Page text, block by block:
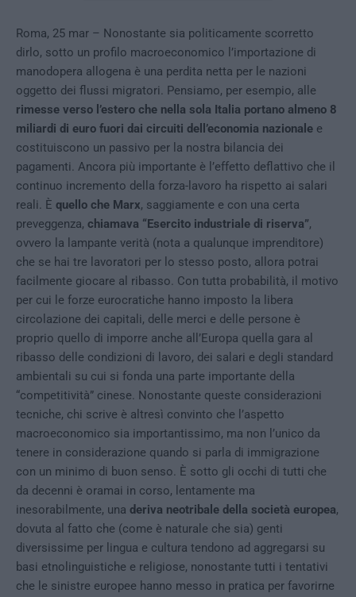
Roma, 25 mar – Nonostante sia politicamente scorretto
dirlo, sotto un profilo macroeconomico l’importazione di
manodopera allogena è una perdita netta per le nazioni
oggetto dei flussi migratori. Pensiamo, per esempio, alle
rimesse verso l’estero che nella sola Italia portano almeno 8
miliardi di euro fuori dai circuiti dell’economia nazionale e
costituiscono un passivo per la nostra bilancia dei
pagamenti. Ancora più importante è l’effetto deflattivo che il
continuo incremento della forza-lavoro ha rispetto ai salari
reali. È quello che Marx, saggiamente e con una certa
preveggenza, chiamava “Esercito industriale di riserva”,
ovvero la lampante verità (nota a qualunque imprenditore)
che se hai tre lavoratori per lo stesso posto, allora potrai
facilmente giocare al ribasso. Con tutta probabilità, il motivo
per cui le forze eurocratiche hanno imposto la libera
circolazione dei capitali, delle merci e delle persone è
proprio quello di imporre anche all’Europa quella gara al
ribasso delle condizioni di lavoro, dei salari e degli standard
ambientali su cui si fonda una parte importante della
“competitività” cinese. Nonostante queste considerazioni
tecniche, chi scrive è altresì convinto che l’aspetto
macroeconomico sia importantissimo, ma non l’unico da
tenere in considerazione quando si parla di immigrazione
con un minimo di buon senso. È sotto gli occhi di tutti che
da decenni è oramai in corso, lentamente ma
inesorabilmente, una deriva neotribale della società europea,
dovuta al fatto che (come è naturale che sia) genti
diversissime per lingua e cultura tendono ad aggregarsi su
basi etnolinguistiche e religiose, nonostante tutti i tentativi
che le sinistre europee hanno messo in pratica per favorirne